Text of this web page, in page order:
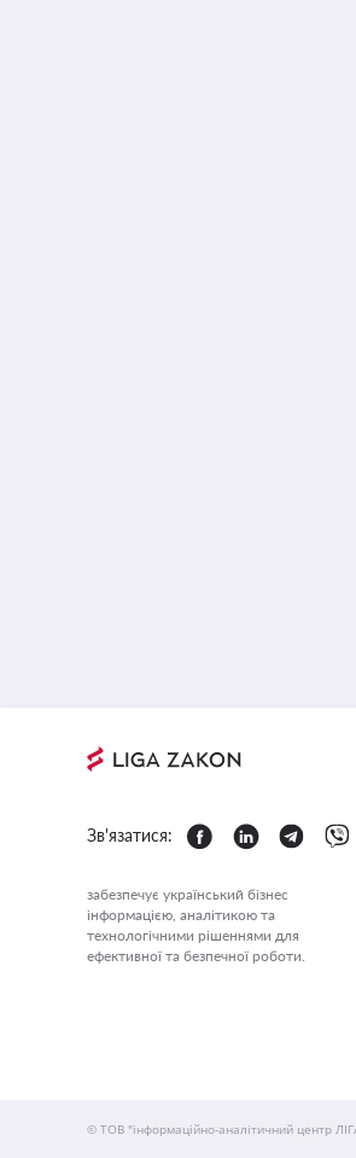
Зв'язатися:
забезпечує український бізнес
інформацією, аналітикою та
технологічними рішеннями для
ефективної та безпечної роботи.
© ТОВ "інформаційно-аналітичний центр